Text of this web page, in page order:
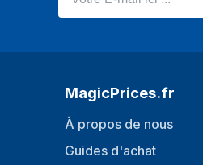
MagicPrices.fr
À propos de nous
Guides d'achat